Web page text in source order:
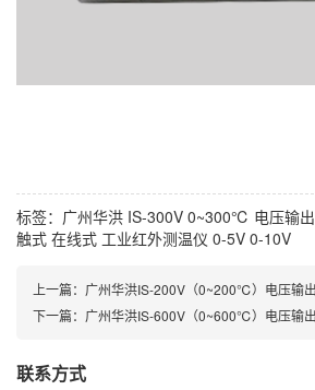
标签： 广州华洪 IS-300V 0~300℃ 电压输出
触式 在线式 工业红外测温仪 0-5V 0-10V
联系方式